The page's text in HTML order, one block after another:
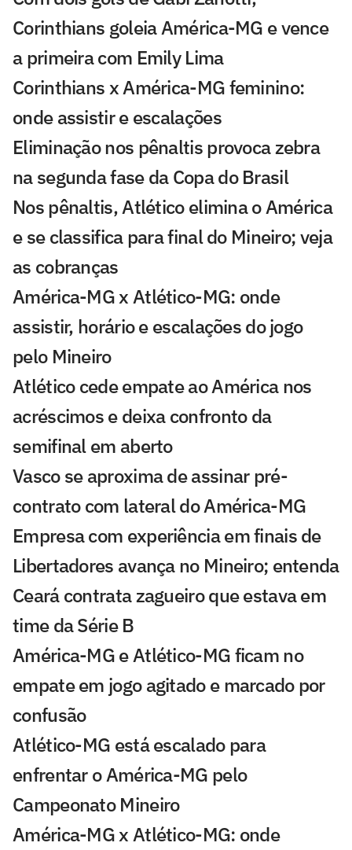
Corinthians goleia América-MG e vence
a primeira com Emily Lima
Corinthians x América-MG feminino:
onde assistir e escalações
Eliminação nos pênaltis provoca zebra
na segunda fase da Copa do Brasil
Nos pênaltis, Atlético elimina o América
e se classifica para final do Mineiro; veja
as cobranças
América-MG x Atlético-MG: onde
assistir, horário e escalações do jogo
pelo Mineiro
Atlético cede empate ao América nos
acréscimos e deixa confronto da
semifinal em aberto
Vasco se aproxima de assinar pré-
contrato com lateral do América-MG
Empresa com experiência em finais de
Libertadores avança no Mineiro; entenda
Ceará contrata zagueiro que estava em
time da Série B
América-MG e Atlético-MG ficam no
empate em jogo agitado e marcado por
confusão
Atlético-MG está escalado para
enfrentar o América-MG pelo
Campeonato Mineiro
América-MG x Atlético-MG: onde